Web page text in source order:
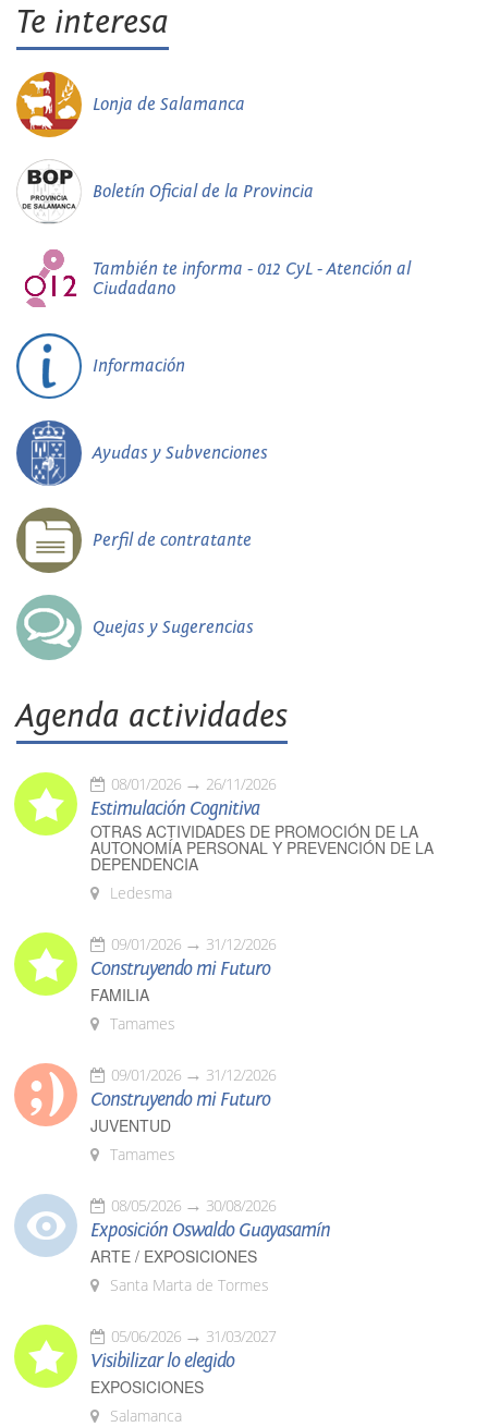
Te interesa
Lonja de Salamanca
Boletín Oficial de la Provincia
También te informa - 012 CyL - Atención al
Ciudadano
Información
Ayudas y Subvenciones
Perfil de contratante
Quejas y Sugerencias
Agenda actividades
08/01/2026 26/11/2026
Estimulación Cognitiva
OTRAS ACTIVIDADES DE PROMOCIÓN DE LA
AUTONOMÍA PERSONAL Y PREVENCIÓN DE LA
DEPENDENCIA
Ledesma
09/01/2026 31/12/2026
Construyendo mi Futuro
FAMILIA
Tamames
09/01/2026 31/12/2026
Construyendo mi Futuro
JUVENTUD
Tamames
08/05/2026 30/08/2026
Exposición Oswaldo Guayasamín
ARTE / EXPOSICIONES
Santa Marta de Tormes
05/06/2026 31/03/2027
Visibilizar lo elegido
EXPOSICIONES
Salamanca